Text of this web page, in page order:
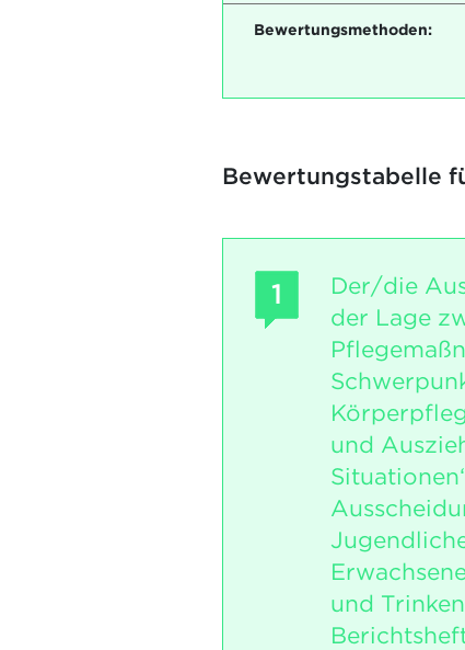
Bewertungsmethoden:
Bewertungstabelle
1
Der/die
der Lage
und
und